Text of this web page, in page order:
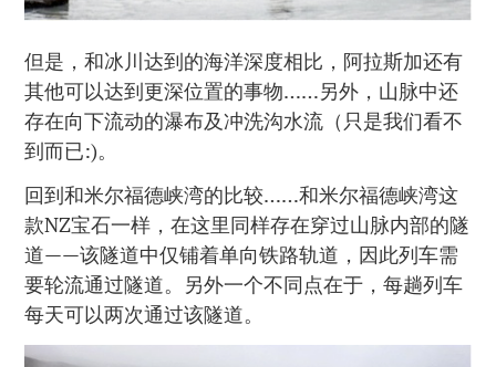
但是，和冰川达到的海洋深度相比，阿拉斯加还有
其他可以达到更深位置的事物……另外，山脉中还
存在向下流动的瀑布及冲洗沟水流（只是我们看不
到而已:)。
回到和米尔福德峡湾的比较……和米尔福德峡湾这
款NZ宝石一样，在这里同样存在穿过山脉内部的隧
道——该隧道中仅铺着单向铁路轨道，因此列车需
要轮流通过隧道。另外一个不同点在于，每趟列车
每天可以两次通过该隧道。